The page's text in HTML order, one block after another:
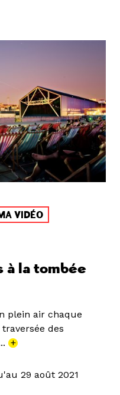
VIDÉO
à la tombée
plein air chaque
des
+
29 août 2021